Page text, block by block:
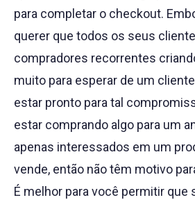
para completar o checkout.
querer que todos os seus
compradores recorrentes
muito para esperar de um
estar pronto para tal
estar comprando algo para um
apenas interessados em um
vende, então não têm motivo
É melhor para você permitir que